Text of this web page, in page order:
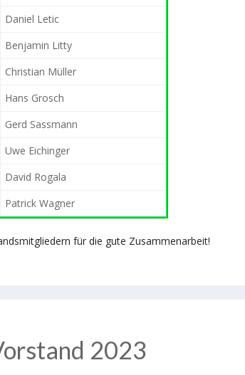
Daniel Letic
Benjamin Litty
Christian Müller
Hans Grosch
Gerd Sassmann
Uwe Eichinger
David Rogala
Patrick Wagner
für die gute Zusammenarbeit!
2023